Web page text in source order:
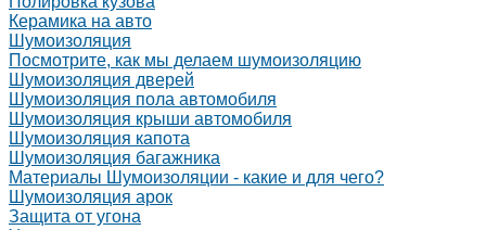
Керамика на авто
Шумоизоляция
Посмотрите, как мы делаем шумоизоляцию
Шумоизоляция дверей
Шумоизоляция пола автомобиля
Шумоизоляция крыши автомобиля
Шумоизоляция капота
Шумоизоляция багажника
Материалы Шумоизоляции - какие и для чего?
Шумоизоляция арок
Защита от угона